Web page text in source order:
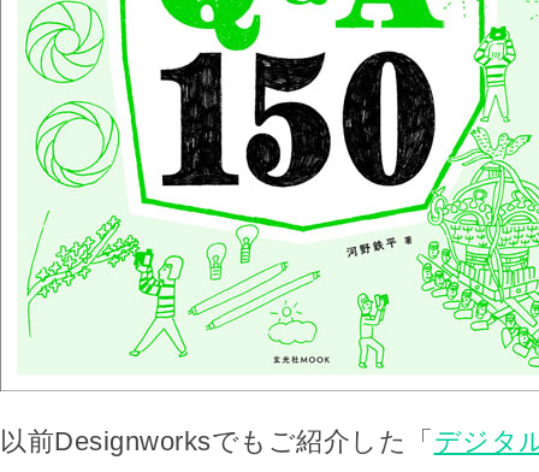
以前Designworksでもご紹介した「 デジタ